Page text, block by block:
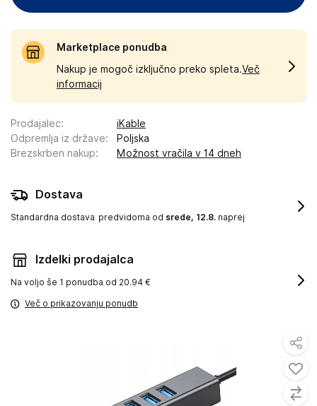
Marketplace ponudba
Nakup je mogoč izključno preko spleta.Več
informacij
Prodajalec:
iKable
Odpremlja iz države:
Poljska
Brezskrben nakup: Možnost vračila v 14 dneh
Dostava
Standardna dostava predvidoma od srede, 12.8. naprej
Izdelki prodajalca
Na voljo še 1 ponudba od 20.94 €
Več o prikazovanju ponudb